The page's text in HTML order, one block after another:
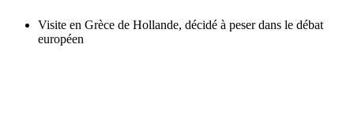
Visite en Grèce de Hollande, décidé à peser dans le débat
européen